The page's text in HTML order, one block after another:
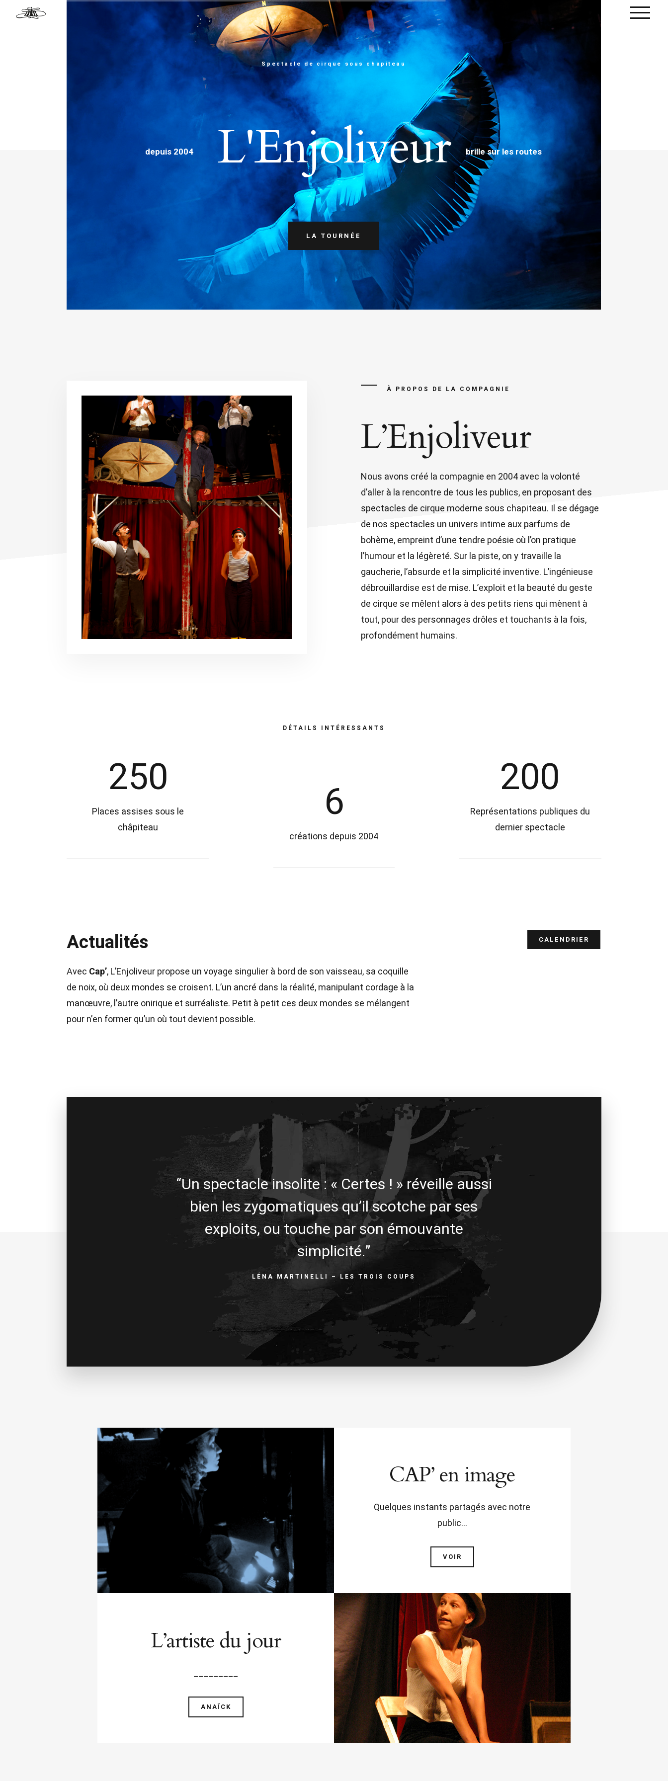
Passer
L'Enjoliveur
Spectacle de cirque sous chapiteau
LA TOURNÉE
depuis 2004 brille sur les routes
À PROPOS DE LA COMPAGNIE
L’Enjoliveur
Nous avons créé la compagnie en 2004 avec la volonté
d’aller à la rencontre de tous les publics, en proposant des
spectacles de cirque moderne sous chapiteau. Il se dégage
de nos spectacles un univers intime aux parfums de
bohème, empreint d’une tendre poésie où l’on pratique
l’humour et la légèreté. Sur la piste, on y travaille la
gaucherie, l’absurde et la simplicité inventive. L’ingénieuse
débrouillardise est de mise. L’exploit et la beauté du geste
de cirque se mêlent alors à des petits riens qui mènent à
tout, pour des personnages drôles et touchants à la fois,
profondément humains.
DÉTAILS INTÉRESSANTS
250
Places assises sous le
châpiteau
6
créations depuis 2004
200
Représentations publiques du
dernier spectacle
Actualités
Avec Cap’, L’Enjoliveur propose un voyage singulier à bord de son vaisseau, sa coquille
de noix, où deux mondes se croisent. L’un ancré dans la réalité, manipulant cordage à la
manœuvre, l’autre onirique et surréaliste. Petit à petit ces deux mondes se mélangent
pour n’en former qu’un où tout devient possible.
CALENDRIER
“Un spectacle insolite : « Certes ! » réveille aussi
bien les zygomatiques qu’il scotche par ses
exploits, ou touche par son émouvante
simplicité.”
LÉNA MARTINELLI – LES TROIS COUPS
CAP’ en image
Quelques instants partagés avec notre
public…
VOIR
L’artiste du jour
_________
ANAÏCK